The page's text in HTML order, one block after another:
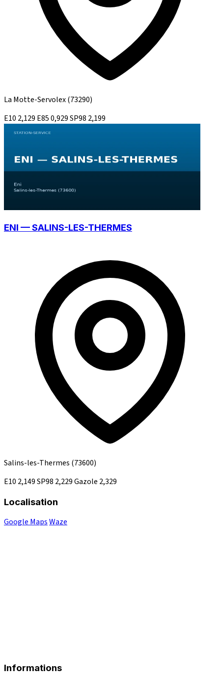
La Motte-Servolex(73290)
E10 2,129 E850,929SP98 2,199
ENI — SALINS-LES-THERMES
Salins-les-Thermes (73600)
E10 2,149SP98 2,229Gazole 2,329
Localisation
Google MapsWaze
Informations